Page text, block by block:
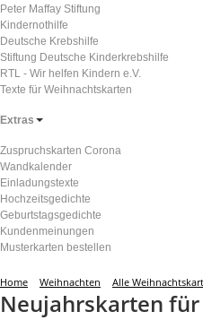
Peter Maffay Stiftung
Kindernothilfe
Deutsche Krebshilfe
Stiftung Deutsche Kinderkrebshilfe
RTL - Wir helfen Kindern e.V.
Texte für Weihnachtskarten
Extras
Zuspruchskarten Corona
Wandkalender
Einladungstexte
Hochzeitsgedichte
Geburtstagsgedichte
Kundenmeinungen
Musterkarten bestellen
Home Weihnachten Alle
Neujahrskarten für